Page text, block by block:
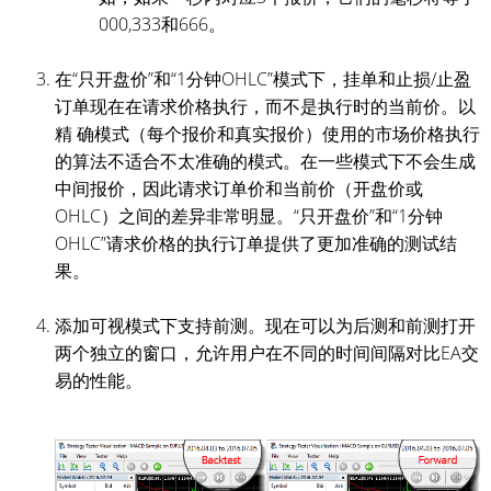
000,333和666。
在“只开盘价”和“1分钟OHLC”模式下，挂单和止损/止盈
订单现在在请求价格执行，而不是执行时的当前价。以
精 确模式（每个报价和真实报价）使用的市场价格执行
的算法不适合不太准确的模式。在一些模式下不会生成
中间报价，因此请求订单价和当前价（开盘价或
OHLC）之间的差异非常明显。“只开盘价”和“1分钟
OHLC”请求价格的执行订单提供了更加准确的测试结
果。
添加可视模式下支持前测。现在可以为后测和前测打开
两个独立的窗口，允许用户在不同的时间间隔对比EA交
易的性能。